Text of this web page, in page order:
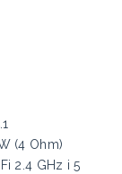
(4 Ohm)
2.4 GHz i 5